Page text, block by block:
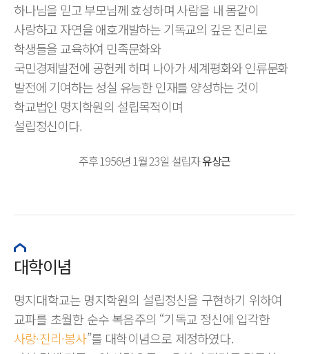
하나님을 믿고 부모님께 효성하며 사람을 내 몸같이
사랑하고 자연을 애호개발하는 기독교의 깊은 진리로
학생들을 교육하여 민족문화와
국민경제발전에 공헌케 하며 나아가 세계평화와 인류문화
발전에 기여하는 성실 유능한 인재를 양성하는 것이
학교법인 명지학원의 설립목적이며
설립정신이다.
주후 1956년 1월 23일 설립자유상근
대학이념
명지대학교는 명지학원의 설립정신을 구현하기 위하여
교파를 초월한 순수 복음주의 “기독교 정신에 입각한
사랑·진리·봉사”를 대학이념으로 제정하였다.